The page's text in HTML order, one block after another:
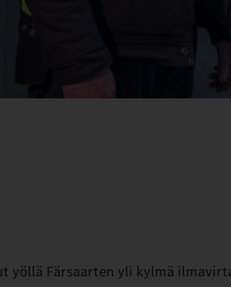
Färsaarten yli kylmä